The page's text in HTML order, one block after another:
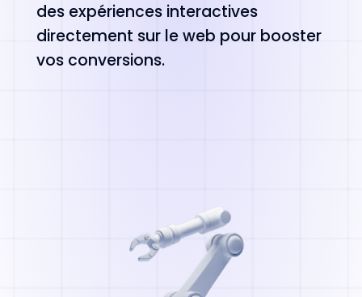
des expériences interactives
directement sur le web pour booster
vos conversions.